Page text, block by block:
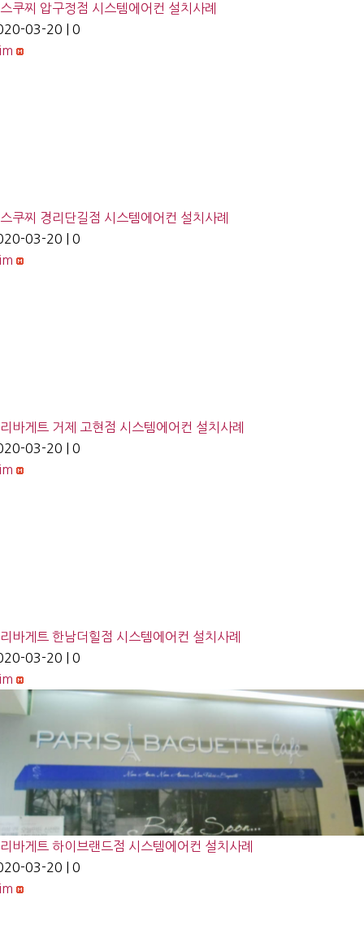
쿠찌 압구정점 시스템에어컨 설치사례
03-20
0
쿠찌 경리단길점 시스템에어컨 설치사례
03-20
0
바게트 거제 고현점 시스템에어컨 설치사례
03-20
0
바게트 한남더힐점 시스템에어컨 설치사례
03-20
0
바게트 하이브랜드점 시스템에어컨 설치사례
03-20
0